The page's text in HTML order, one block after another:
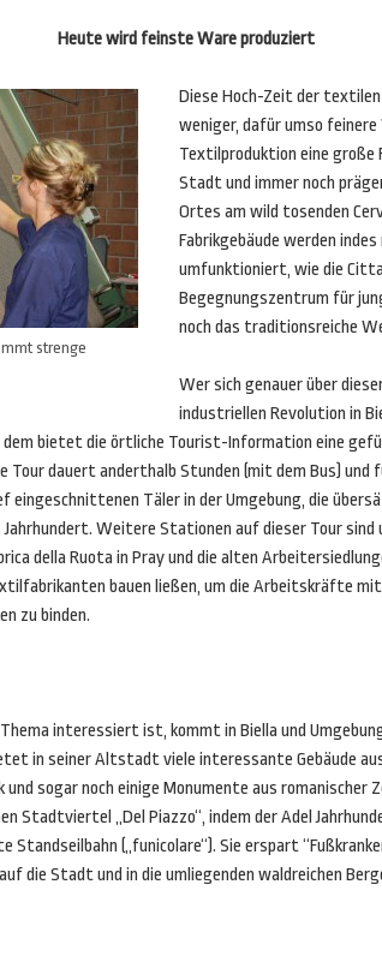
Heute wird feinste Ware produziert
strenge
Diese Hoch-Zeit der
weniger, dafür umso
Textilproduktion eine
Stadt und immer noch
Ortes am wild tosenden
Fabrikgebäude werden
umfunktioniert, wie die
Begegnungszentrum für
noch das traditionsreiche
Wer sich genauer über
industriellen Revolution in
dem bietet die örtliche Tourist-Information eine
Tour dauert anderthalb Stunden (mit dem Bus) und
eingeschnittenen Täler in der Umgebung, die
Jahrhundert. Weitere Stationen auf dieser Tour sind
della Ruota in Pray und die alten
bauen ließen, um die Arbeitskräfte mit
zu binden.
interessiert ist, kommt in Biella und
in seiner Altstadt viele interessante Gebäude
und sogar noch einige Monumente aus romanischer
Stadtviertel „Del Piazzo“, indem der Adel
(„funicolare“). Sie erspart
die Stadt und in die umliegenden waldreichen